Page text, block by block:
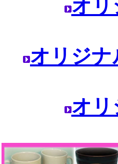
オリ
オリジ
オリ